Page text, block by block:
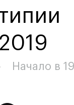
Начало в